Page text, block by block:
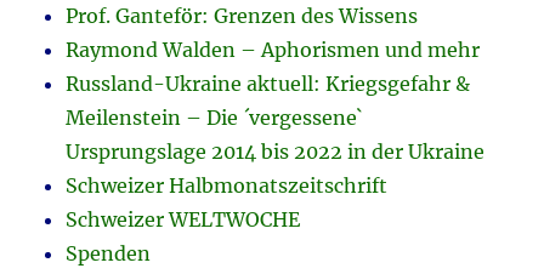
Prof. Ganteför: Grenzen des Wissens
Raymond Walden – Aphorismen und mehr
Russland-Ukraine aktuell: Kriegsgefahr &
Meilenstein – Die ´vergessene`
Ursprungslage 2014 bis 2022 in der Ukraine
Schweizer Halbmonatszeitschrift
Schweizer WELTWOCHE
Spenden